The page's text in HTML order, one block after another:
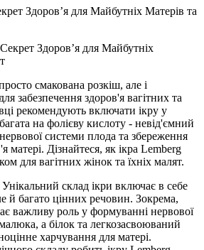
Здоров’я для Майбутніх Матерів та
смакована розкіш, але і
забезпечення здоров'я вагітних та
рекомендують включати ікру у
на фолієву кислоту - невід'ємний
системи плода та збереження
матері. Дізнайтеся, як ікра Lemberg
для вагітних жінок та їхніх малят.
Унікальний склад ікри включає в себе
й багато цінних речовин. Зокрема,
важливу роль у формуванні нервової
а білок та легкозасвоюваний
харчування для матері.